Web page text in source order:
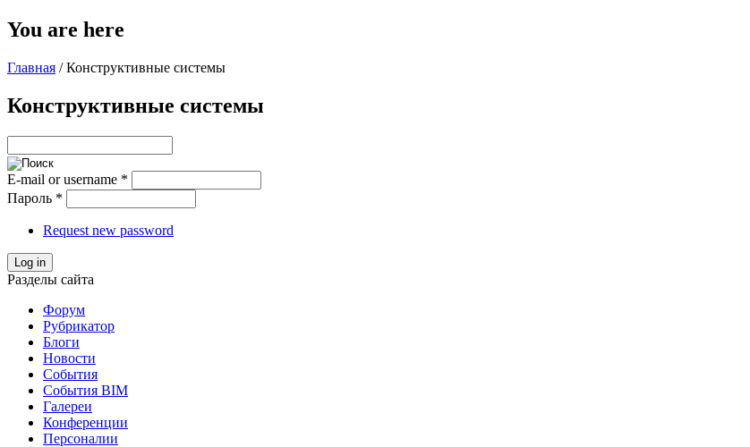
You are here
Главная / Конструктивные системы
Конструктивные системы
E-mail or username *
Пароль *
Request new password
Log in
Разделы сайта
Форум
Рубрикатор
Блоги
Новости
События
События BIM
Галереи
Конференции
Персоналии